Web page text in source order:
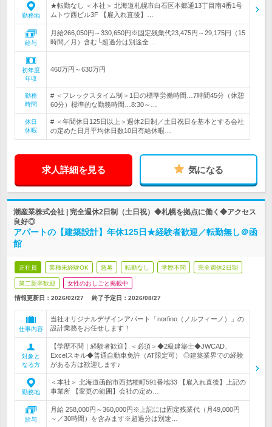
勤務地
★転勤なし ＜本社＞ 北海道札幌市白石区本郷通13丁目南4番1号
ムトウ西ビル3F 【雇入れ直後】…
給与
月給266,050円～330,650円※固定残業代23,475円～29,175円（15
時間／月）含む└超過分は別途全…
初年度
年収
460万円～630万円
勤務
時間
# ＜フレックスタイム制＞1日の標準労働時間…7時間45分（休憩
60分）標準的な勤務時間…8:30～…
休日
休暇
# ＜年間休日125日以上＞週休2日制／土日祝日を基本とする会社
の定めた日月平均休日数10日有給休暇…
求人詳細を見る 気になる
潮産業株式会社 | 完全週休2日制（土日祝）◆札幌を拠点に働く◆アクセス
良好◎
アパートの【建築設計】年休125日★経験者歓迎／転勤無し＠函
館
正社員 業種未経験OK 急募 転勤なし 学歴不問 完全週休2日制
第二新卒歓迎 女性のおしごと掲載中
情報更新日：2026/02/27 終了予定日： 2026/08/27
仕事内容
当社オリジナルデザインアパート「norfino（ノルフィーノ）」の
設計業務をお任せします！
対象と
なる方
【学歴不問｜経験者歓迎】＜必須＞◆2級建築士◆JWCAD、
Excelスキル◆普通自動車免許（AT限定可） ◎建築業界での経験
がある方は歓迎します♪
勤務地
＜本社＞ 北海道函館市西拮梗町591番地33 【雇入れ直後】上記の
事業所 【変更の範囲】会社の定め…
給与
月給 258,000円～360,000円※上記には固定残業代（月49,000円
～／30時間）を含みます※超過分は別途…